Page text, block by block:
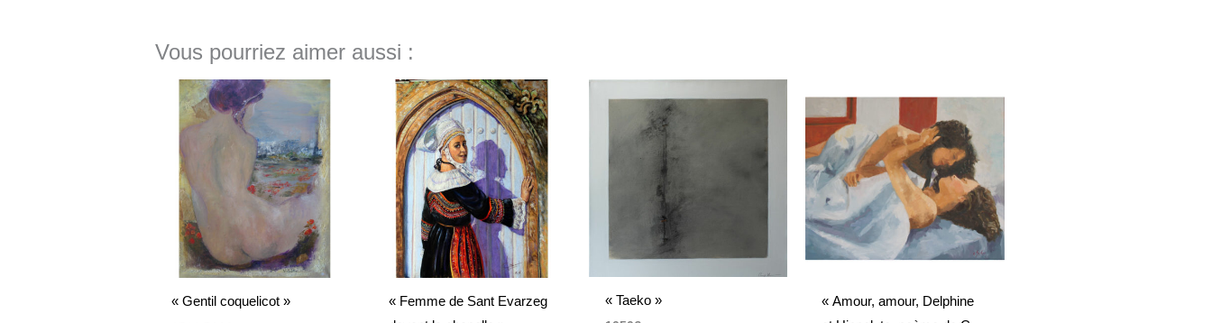
Vous pourriez aimer aussi :
« Gentil coquelicot »
Le
prix
initial
950€.
Le
prix
actuel
est :
760€.
« Femme de Sant Evarzeg
« Taeko »
« Amour, amour, Delphine